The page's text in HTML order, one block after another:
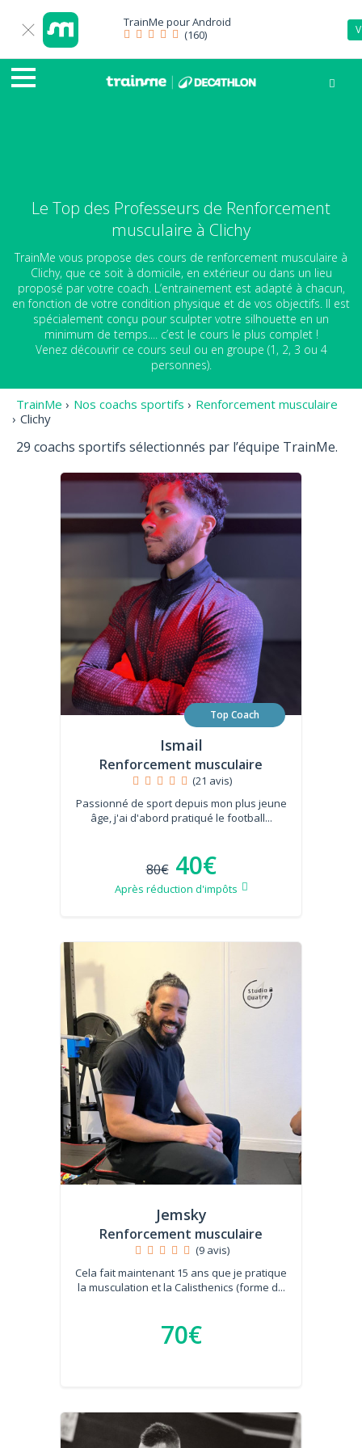
TrainMe pourAndroid
(160)
Le Top des Professeurs de Renforcement
musculaire à Clichy
TrainMe vous propose des cours de renforcement musculaire à
Clichy, que ce soit à domicile, en extérieur ou dans un lieu
proposé par votre coach. L’entrainement est adapté à chacun,
en fonction de votre condition physique et de vos objectifs. Il est
spécialement conçu pour sculpter votre silhouette en un
minimum de temps.... c’est le cours le plus complet !
Venez découvrir ce cours seul ou en groupe (1, 2, 3 ou 4
personnes).
TrainMe › Nos coachs sportifs › Renforcement musculaire
› Clichy
29 coachs sportifs sélectionnés par l’équipe TrainMe.
Top Coach
Ismail
Renforcement musculaire
(21 avis)
Passionné de sport depuis mon plus jeune
âge, j'ai d'abord pratiqué le football...
80€ 40€
Après réduction d'impôts
Jemsky
Renforcement musculaire
(9 avis)
Cela fait maintenant 15 ans que je pratique
la musculation et la Calisthenics (forme d...
70€